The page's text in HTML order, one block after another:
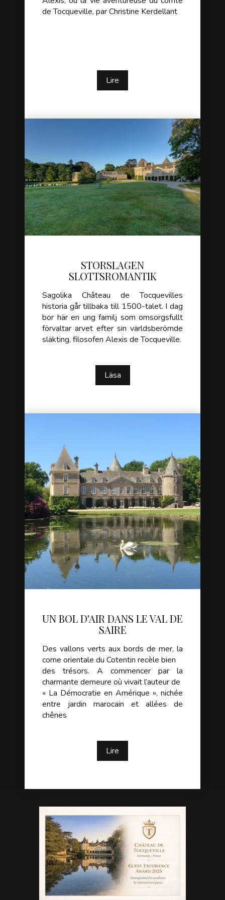
de Tocqueville, par Christine Kerdellant
Lire
STORSLAGEN
SLOTTSROMANTIK
Sagolika Château de Tocquevilles
historia går tillbaka till 1500-talet. I dag
bor här en ung familj som omsorgsfullt
förvaltar arvet efter sin världsberömde
släkting, filosofen Alexis de Tocqueville.
Läsa
UN BOL D'AIR DANS LE VAL DE
SAIRE
Des vallons verts aux bords de mer, la
corne orientale du Cotentin recèle bien
des trésors. A commencer par la
charmante demeure où vivait l’auteur de
« La Démocratie en Amérique », nichée
entre jardin marocain et allées de
chênes
Lire